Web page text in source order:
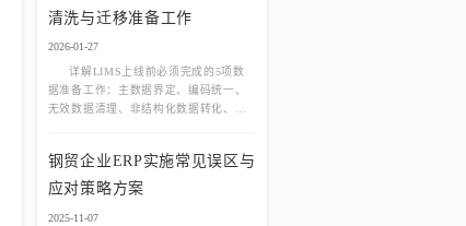
清洗与迁移准备工作
2026-01-27
详解LIMS上线前必须完成的5项数
据准备工作：主数据界定、编码统一、
无效数据清理、非结构化数据转化、字
钢贸企业ERP实施常见误区与
应对策略方案
2025-11-07